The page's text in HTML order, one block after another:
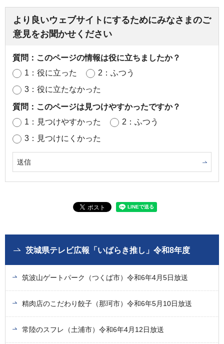
より良いウェブサイトにするためにみなさまのご
意見をお聞かせください
質問：このページの情報は役に立ちましたか？
1：役に立った
2：ふつう
3：役に立たなかった
質問：このページは見つけやすかったですか？
1：見つけやすかった
2：ふつう
3：見つけにくかった
茨城県テレビ広報「いばらき推し」令和8年度
筑波山ゲートパーク（つくば市）令和6年4月5日放送
精肉店のこだわり餃子（那珂市）令和6年5月10日放送
常陸のスフレ（土浦市）令和6年4月12日放送